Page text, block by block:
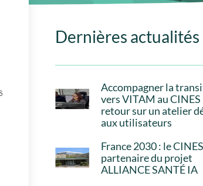
Dernières actualités
Accompagner la
vers VITAM au CINES
retour sur un atelier
aux utilisateurs
France 2030 : le CINES
partenaire du projet
ALLIANCE SANTÉ IA